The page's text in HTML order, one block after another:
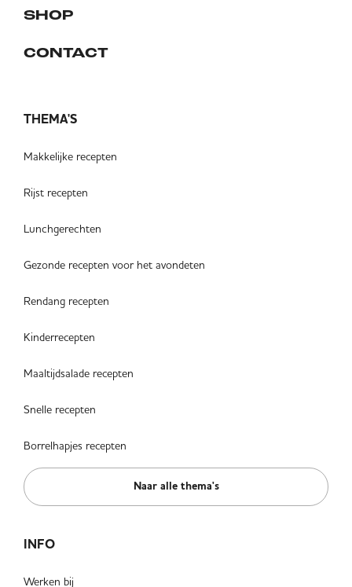
SHOP
CONTACT
THEMA'S
Makkelijke recepten
Rijst recepten
Lunchgerechten
Gezonde recepten voor het avondeten
Rendang recepten
Kinderrecepten
Maaltijdsalade recepten
Snelle recepten
Borrelhapjes recepten
Naar alle thema's
INFO
Werken bij